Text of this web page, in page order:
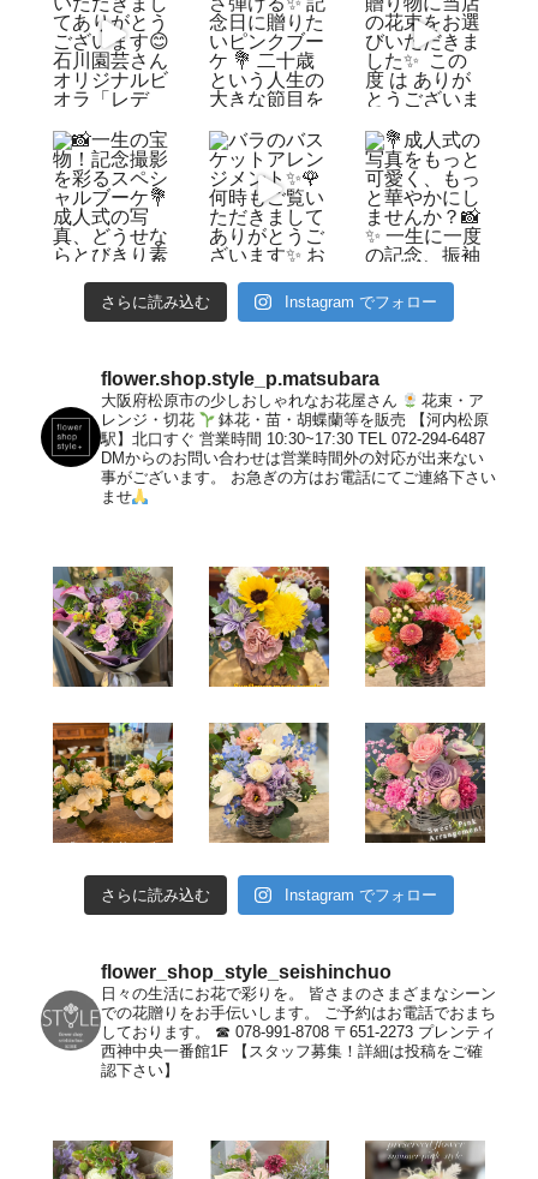
さらに読み込む Instagram でフォロー
flower.shop.style_p.matsubara
大阪府松原市の少しおしゃれなお花屋さん
花束・ア
レンジ・切花
鉢花・苗・胡蝶蘭等を販売 【河内松原
駅】北口すぐ 営業時間 10:30~17:30 TEL 072-294-6487
DMからのお問い合わせは営業時間外の対応が出来ない
事がございます。
お急ぎの方はお電話にてご連絡下さい
ませ
さらに読み込む Instagram でフォロー
flower_shop_style_seishinchuo
日々の生活にお花で彩りを。
皆さまのさまざまなシーン
での花贈りをお手伝いします。
ご予約はお電話でおまち
しております。
☎︎ 078-991-8708 〒651-2273 プレンティ
西神中央一番館1F 【スタッフ募集！詳細は投稿をご確
認下さい】